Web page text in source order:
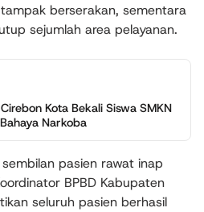
berserakan, sementara
sejumlah area pelayanan.
Kota Bekali Siswa SMKN
Narkoba
pasien rawat inap
BPBD Kabupaten
seluruh pasien berhasil